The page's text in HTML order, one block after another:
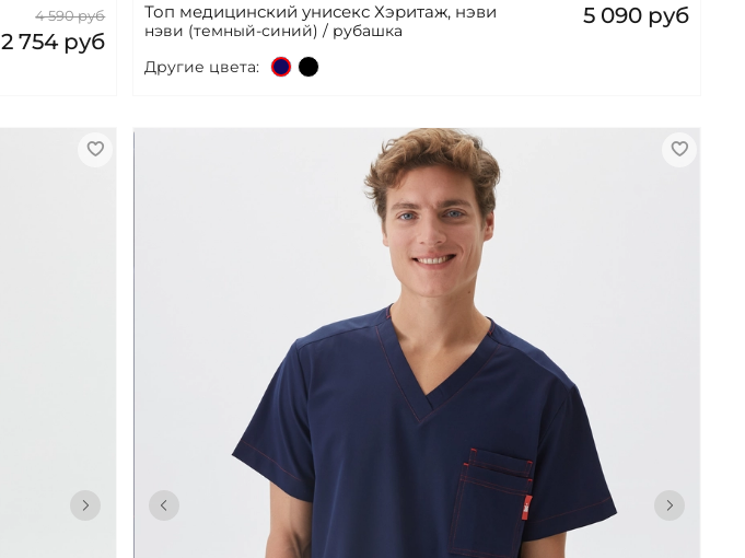
4 590 руб
2 754 руб
Топ медицинский унисекс Хэритаж, нэви
нэви (темный-синий) / рубашка
5 090 руб
Другие цвета: